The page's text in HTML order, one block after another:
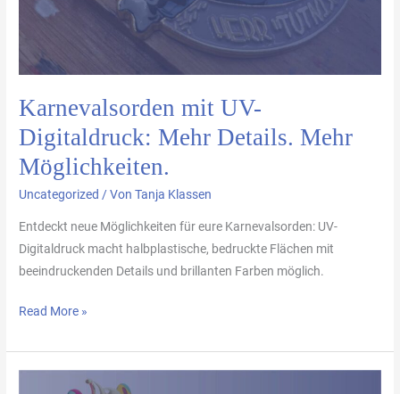
Karnevalsorden mit UV-
Digitaldruck: Mehr Details. Mehr
Möglichkeiten.
Uncategorized / VonTanja Klassen
Entdeckt neue Möglichkeiten für eure Karnevalsorden: UV-
Digitaldruck macht halbplastische, bedruckte Flächen mit
beeindruckenden Details und brillanten Farben möglich.
Read More »